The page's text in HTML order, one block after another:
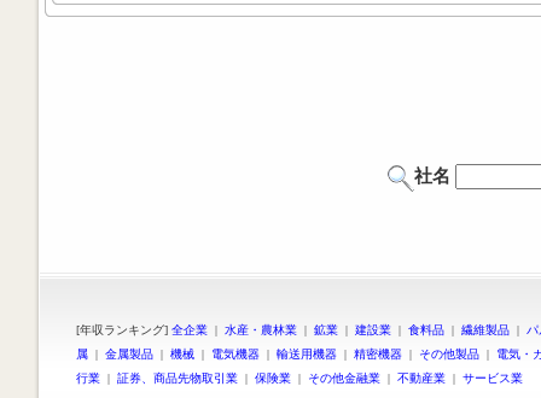
社名
[年収ランキング] 全企業 | 水産・農林業 | 鉱業 | 建設業 | 食料品 | 繊維製品 |
属 | 金属製品 | 機械 | 電気機器 | 輸送用機器 | 精密機器 | その他製品 | 電気・
行業 | 証券、商品先物取引業 | 保険業 | その他金融業 | 不動産業 | サービス業